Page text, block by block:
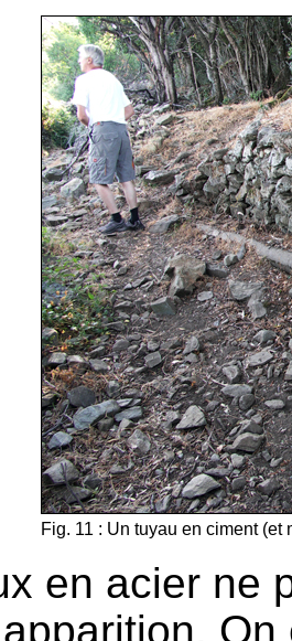
Fig. 11 : Un tuyau en ciment (et
en acier ne